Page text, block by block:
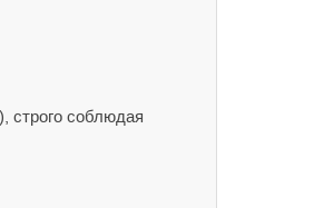
строго соблюдая